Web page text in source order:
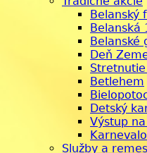
Belanský
Belanská
Belanské
Deň
Betlehem
Detský
Výstup
Služby a